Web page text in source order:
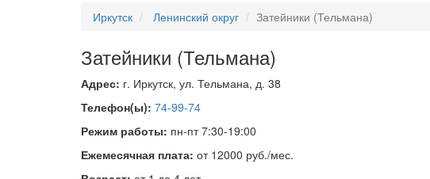
Иркутск
Ленинский округ Затейники (Тельмана)
Затейники (Тельмана)
Адрес: г. Иркутск, ул. Тельмана, д. 38
Телефон(ы): 74-99-74
Режим работы: пн-пт 7:30-19:00
Ежемесячная плата: от 12000 руб./мес.